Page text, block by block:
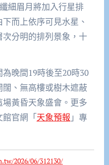
細眉月將加入行星排
而上依序可見水星、
分明的排列景象，十
晚間19時後至20時30
、無高樓或樹木遮蔽
黃昏天象盛會。更多
館官網「天象預報 」專
2026/06/312130/